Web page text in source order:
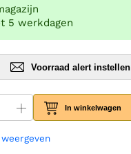
5 werkdagen
Voorraad alert instellen
In winkelwagen